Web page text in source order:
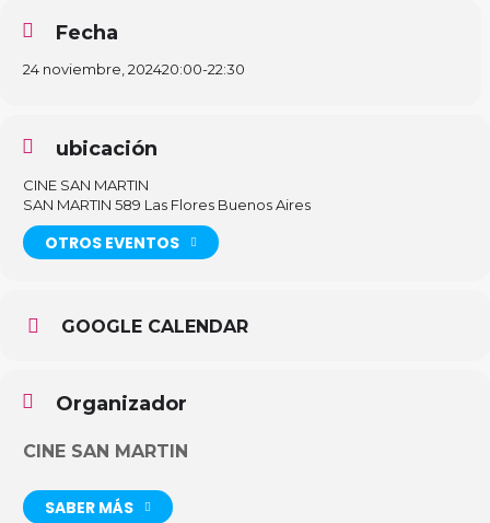
Fecha
24 noviembre, 202420:00-22:30
ubicación
CINE SAN MARTIN
SAN MARTIN 589 Las Flores Buenos Aires
OTROS EVENTOS
GOOGLE CALENDAR
Organizador
CINE SAN MARTIN
SABER MÁS